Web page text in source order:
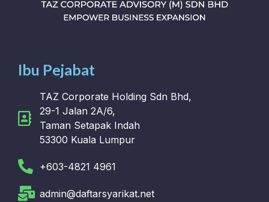
Ibu Pejabat
TAZ Corporate Holding Sdn Bhd,
29-1 Jalan 2A/6,
Taman Setapak Indah
53300 Kuala Lumpur
+603-4821 4961
admin@daftarsyarikat.net